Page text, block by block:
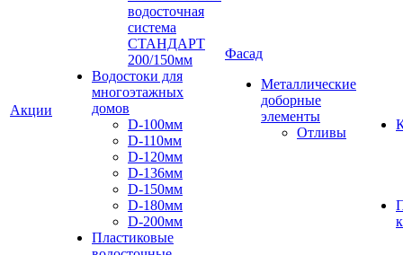
Акции
водосточная
система
СТАНДАРТ
200/150мм
Водостоки для
многоэтажных
домов
D-100мм
D-110мм
D-120мм
D-136мм
D-150мм
D-180мм
D-200мм
Пластиковые
Фасад
Металлические
доборные
элементы
Отливы